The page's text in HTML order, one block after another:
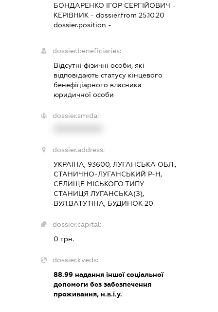
БОНДАРЕНКО ІГОР СЕРГІЙОВИЧ -
КЕРІВНИК - dossier.from 25.10.20
dossier.position -
dossier.beneficiaries:
Відсутні фізичні особи, які
відповідають статусу кінцевого
бенефіціарного власника
юридичної особи
dossier.smida:
dossier.address:
УКРАЇНА, 93600, ЛУГАНСЬКА ОБЛ.,
СТАНИЧНО-ЛУГАНСЬКИЙ Р-Н,
СЕЛИЩЕ МІСЬКОГО ТИПУ
СТАНИЦЯ ЛУГАНСЬКА(З),
ВУЛ.ВАТУТІНА, БУДИНОК 20
dossier.capital:
0 грн.
dossier.kveds:
88.99надання іншої соціальної
допомоги без забезпечення
проживання, н.в.і.у.